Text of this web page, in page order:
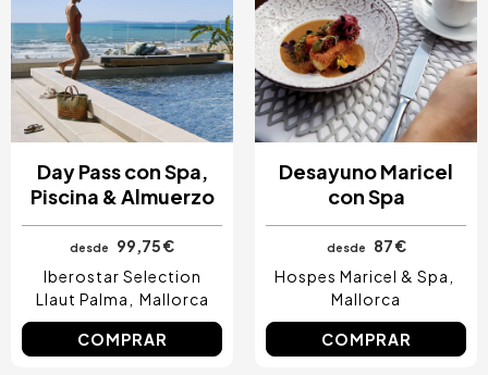
Day Pass con Spa,
Piscina & Almuerzo
desde
99,75 €
Iberostar Selection
Llaut Palma
Mallorca
COMPRAR
Desayuno Maricel
con Spa
desde
87 €
Hospes Maricel & Spa
Mallorca
COMPRAR